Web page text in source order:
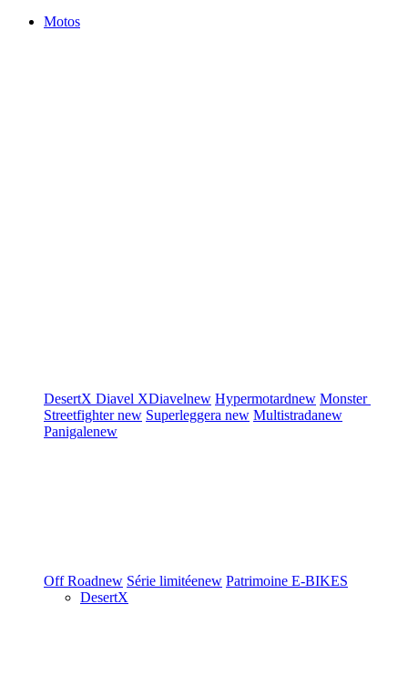
Motos
DesertX Diavel XDiavelnew Hypermotardnew Monster
Streetfighternew Superleggera new Multistradanew
Panigalenew
Off Roadnew Série limitéenew Patrimoine E-BIKES
DesertX